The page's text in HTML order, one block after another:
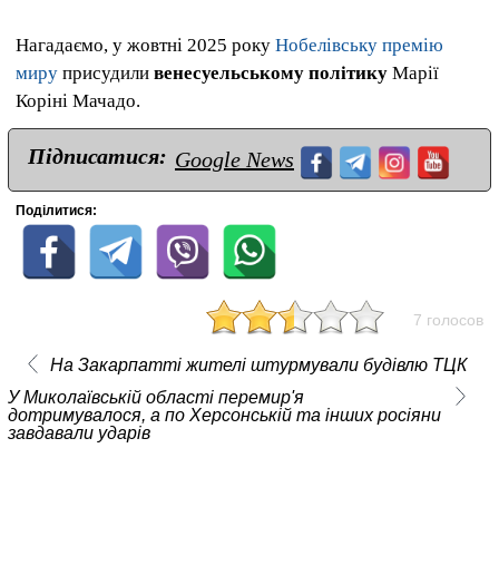
Нагадаємо, у жовтні 2025 року Нобелівську премію
миру присудили венесуельському політику Марії
Коріні Мачадо.
Підписатися: Google News
Поділитися:
7 голосов
На Закарпатті жителі штурмували будівлю ТЦК
У Миколаївській області перемир'я
дотримувалося, а по Херсонській та інших росіяни
завдавали ударів